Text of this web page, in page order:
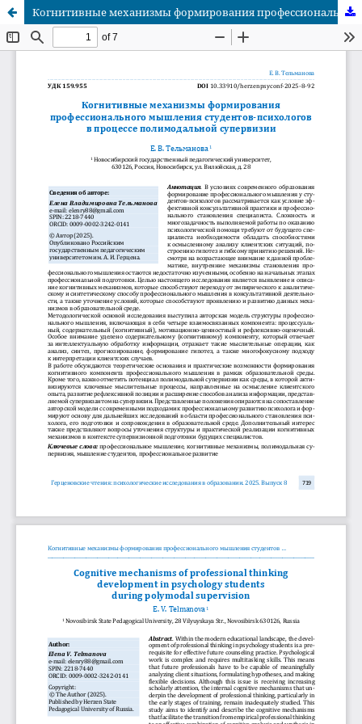
Когнитивные механизмы формирования профессионального мышления студентов-психологов в процессе полимодальной супервизии